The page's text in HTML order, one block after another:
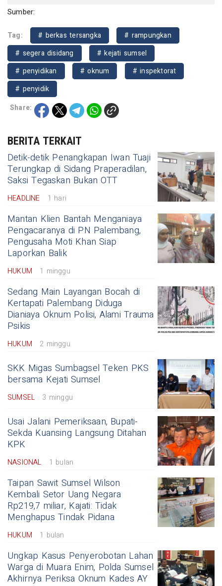
Sumber:
Tag: # berkas tersangka
# rampungkan
# segera disidang
# kejati sumsel
# penyidikan
# oknum
# inspektorat
# penyidik
Share:
BERITA TERKAIT
Detik-detik Penangkapan Iwan Tuaji
Terungkap di Sidang Praperadilan,
Saksi Tegaskan Bukan OTT
HEADLINE 1 hari
Mantan Klien Bantah Menganiaya
Pengacaranya di PN Palembang,
Pengusaha Moti Khan Siap
Laporkan Balik
HUKUM 1 minggu
Sedang Main Layangan Bocah di
Kertapati Palembang Diduga
Dianiaya Oknum Polisi, Alami Trauma
Psikis
HUKUM 2 minggu
SKK Migas Sumbagsel Teken PKS
bersama Kejati Sumsel
SUMSEL 3 minggu
Usai Jalani Pemeriksaan, Bupati-
Sekda Kuansing Langsung Ditahan
KPK
NASIONAL 1 bulan
Taipan Sawit Sumsel Wilson
Kembali Setor Uang Negara
Rp219,7 miliar, Kajati: Tidak
Menghapus Tindak Pidana
HUKUM 1 bulan
Ungkap Kasus Penyerobotan Lahan
Warga di Muara Enim, Polda Sumsel
Akhirnya Periksa Oknum Kades AY